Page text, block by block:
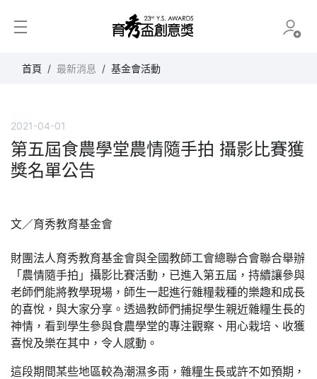
育秀盃創意獎
首頁 最新消息 基金會活動
2021-04-01
第五屆食農學堂農情隨手拍 攝影比賽獲
獎名單公告
文／育秀教育基金會
財團法人育秀教育基金會與全國教師工會總聯合會聯合舉辦
「農情隨手拍」攝影比賽活動，已進入第五屆，持續讓參與
老師們能將教學現場，師生一起進行雜糧栽種的樂趣和成長
的喜悅，與大家分享。透過教師們捕捉學生親近雜糧生長的
神情，看到學生參與食農學堂的專注觀察、用心栽培、收獲
喜悅及樂在其中，令人感動。
這段期間某些地區較為潮濕多雨，雜糧生長或許不如預期，